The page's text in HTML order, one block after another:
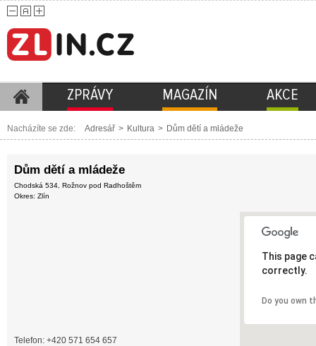
ZPRÁVY MAGAZÍN AKCE
Nacházíte se zde: Adresář > Kultura > Dům dětí a mládeže
Dům dětí a mládeže
Chodská 534, Rožnov pod Radhoštěm
Okres: Zlín
Telefon: +420 571 654 657
This page
correctly.
Do you own